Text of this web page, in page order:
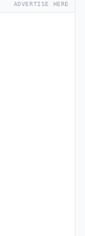
ADVERTISE HERE